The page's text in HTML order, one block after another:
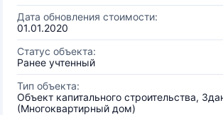
Дата обновления стоимости:
01.01.2020
Статус объекта:
Ранее учтенный
Тип объекта:
Объект капитального строительства,
(Многоквартирный дом)